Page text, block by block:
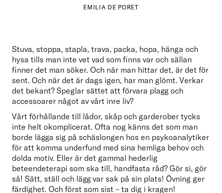
EMILIA DE PORET
Stuva, stoppa, stapla, trava, packa, hopa, hänga och
hysa tills man inte vet vad som finns var och sällan
finner det man söker. Och när man hittar det, är det för
sent. Och när det är dags igen, har man glömt. Verkar
det bekant? Speglar sättet att förvara plagg och
accessoarer något av vårt inre liv?
Vårt förhållande till lådor, skåp och garderober tycks
inte helt okomplicerat. Ofta nog känns det som man
borde lägga sig på schäslongen hos en psykoanalytiker
för att komma underfund med sina hemliga behov och
dolda motiv. Eller är det gammal hederlig
beteendeterapi som ska till, handfasta råd? Gör si, gör
så! Sätt, ställ och lägg var sak på sin plats! Övning ger